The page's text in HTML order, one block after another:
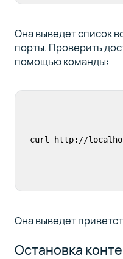
Она выведет список
порты. Проверить
помощью команды:
curl http://
Она выведет
Остановка